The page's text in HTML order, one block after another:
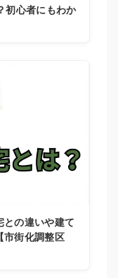
初心者にもわか
との違いや建て
市街化調整区